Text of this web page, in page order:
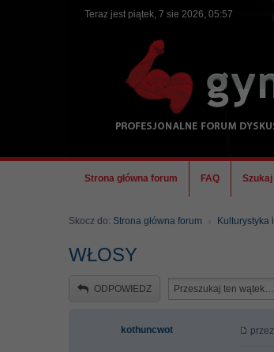
Teraz jest piątek, 7 sie 2026, 05:57
Strona główna forum FAQ Szukaj
Skocz do: Strona główna forum Kulturystyka i
WŁOSY
ODPOWIEDZ
kothuncwot przez